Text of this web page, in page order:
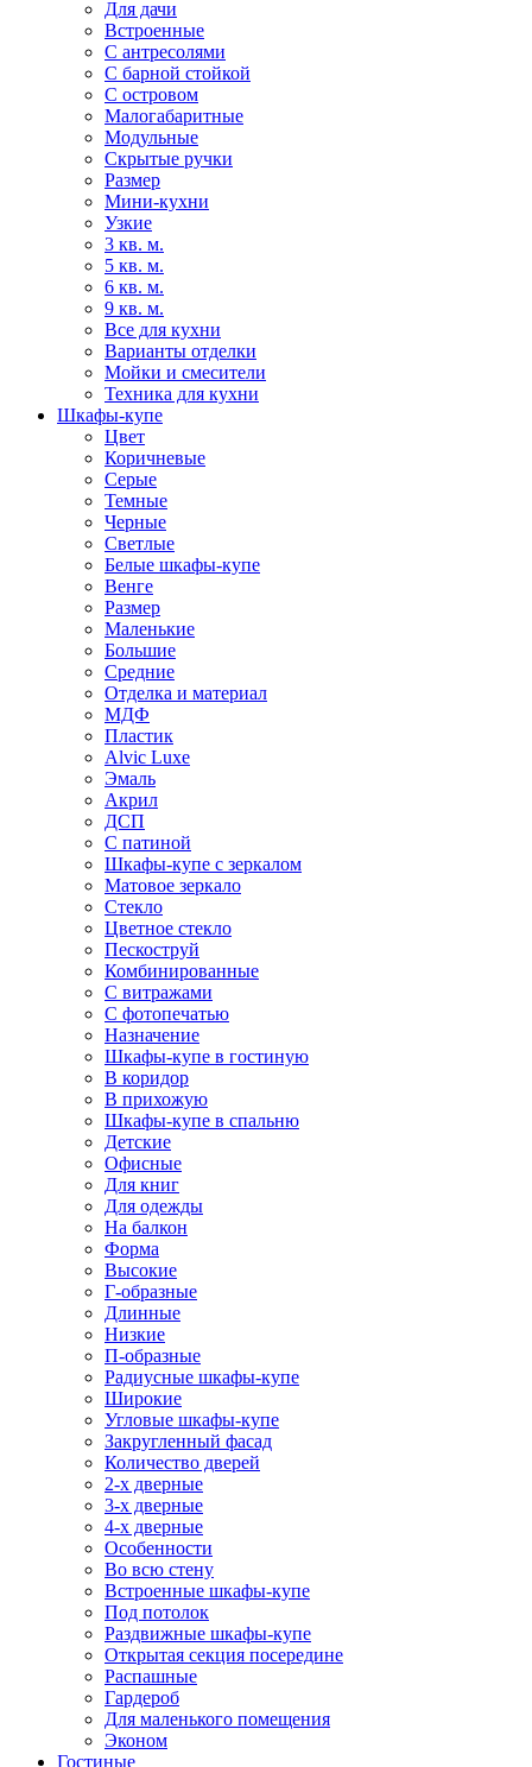
Для дачи
Встроенные
С антресолями
С барной стойкой
С островом
Малогабаритные
Модульные
Скрытые ручки
Размер
Мини-кухни
Узкие
3 кв. м.
5 кв. м.
6 кв. м.
9 кв. м.
Все для кухни
Варианты отделки
Мойки и смесители
Техника для кухни
Шкафы-купе
Цвет
Коричневые
Серые
Темные
Черные
Светлые
Белые шкафы-купе
Венге
Размер
Маленькие
Большие
Средние
Отделка и материал
МДФ
Пластик
Alvic Luxe
Эмаль
Акрил
ДСП
С патиной
Шкафы-купе с зеркалом
Матовое зеркало
Стекло
Цветное стекло
Пескоструй
Комбинированные
С витражами
С фотопечатью
Назначение
Шкафы-купе в гостиную
В коридор
В прихожую
Шкафы-купе в спальню
Детские
Офисные
Для книг
Для одежды
На балкон
Форма
Высокие
Г-образные
Длинные
Низкие
П-образные
Радиусные шкафы-купе
Широкие
Угловые шкафы-купе
Закругленный фасад
Количество дверей
2-х дверные
3-х дверные
4-х дверные
Особенности
Во всю стену
Встроенные шкафы-купе
Под потолок
Раздвижные шкафы-купе
Открытая секция посередине
Распашные
Гардероб
Для маленького помещения
Эконом
Гостиные